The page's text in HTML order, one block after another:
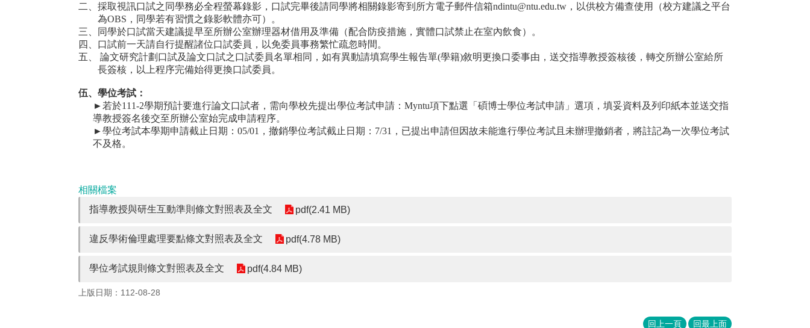
二、採取視訊口試之同學務必全程螢幕錄影，口試完畢後請同學將相關錄影寄到所方電子郵件信箱ndintu@ntu.edu.tw ，以供校方備查使用（校方建議之平台
為OBS ，同學若有習慣之錄影軟體亦可）。
三、同學於口試當天建議提早至所辦公室辦理器材借用及準備（配合防疫措施，實體口試禁止在室內飲食）。
四、口試前一天請自行提醒諸位口試委員，以免委員事務繁忙疏忽時間。
五、 論文研究計劃口試及論文口試之口試委員名單相同，如有異動請填寫學生報告單(學籍)敘明更換口委事由，送交指導教授簽核後，轉交所辦公室給所
長簽核，以上程序完備始得更換口試委員。
伍、學位考試：
► 若於111-2學期預計要進行論文口試者，需向學校先提出學位考試申請： Myntu項下點選「碩博士學位考試申請」選項，填妥資料及列印紙本並送交指
導教授簽名後交至所辦公室始完成申請程序。
►學位考試本學期申請截止日期： 05/01 ，撤銷學位考試截止日期：7/31，已提出申請但因故未能進行學位考試且未辦理撤銷者，將註記為一次學位考試
不及格。
相關檔案
指導教授與研生互動準則條文對照表及全文
pdf(2.41 MB)
違反學術倫理處理要點條文對照表及全文 pdf(4.78 MB)
學位考試規則條文對照表及全文 pdf(4.84 MB)
上版日期：112-08-28
回上一頁 回最上面